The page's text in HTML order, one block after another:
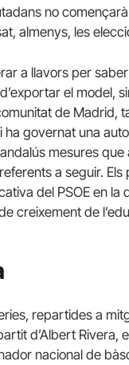
no
almenys, les
a llavors per
el model,
de Madrid,
governat una
mesures
a seguir.
del PSOE en la
creixement de
repartides a
d’Albert Rivera,
nacional de